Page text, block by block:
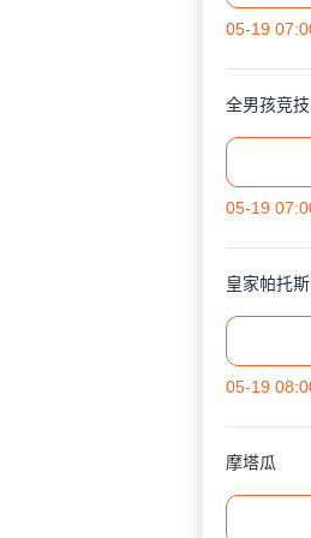
05-19
全男孩竞技
05-19
皇家帕托斯
05-19
摩塔瓜